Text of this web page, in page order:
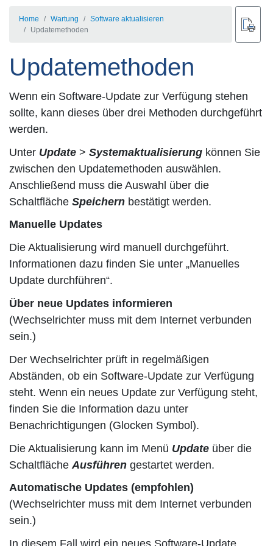
Home Wartung
Software aktualisieren
Updatemethoden
Updatemethoden
Wenn ein Software-Update zur Verfügung stehen
sollte, kann dieses über drei Methoden durchgeführt
werden.
Unter Update > Systemaktualisierung können Sie
zwischen den Updatemethoden auswählen.
Anschließend muss die Auswahl über die
Schaltfläche Speichern bestätigt werden.
Manuelle Updates
Die Aktualisierung wird manuell durchgeführt.
Informationen dazu finden Sie unter „Manuelles
Update durchführen“.
Über neue Updates informieren
(Wechselrichter muss mit dem Internet verbunden
sein.)
Der Wechselrichter prüft in regelmäßigen
Abständen, ob ein Software-Update zur Verfügung
steht. Wenn ein neues Update zur Verfügung steht,
finden Sie die Information dazu unter
Benachrichtigungen (Glocken Symbol).
Die Aktualisierung kann im Menü Update über die
Schaltfläche Ausführen gestartet werden.
Automatische Updates (empfohlen)
(Wechselrichter muss mit dem Internet verbunden
sein.)